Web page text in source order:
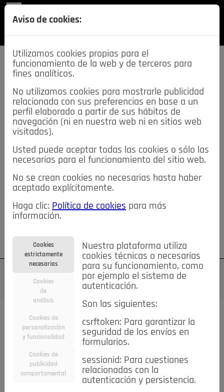
SECCIONES
descarga esta
REVISTA
≡NOTICIAS
NOTICIAS SERVICIOS DE INTERÉS
TABLÓN DE ANUNCIOS MIS ANUNCIOS CONTACTO
NOSOTROS
Su cuenta Regístrese ¿Olvidó su contraseña?
Todas las noticias..
#TePrestoMisOjos Caridad
Ciencia&Tecnología
Economía
Entretenimiento
Estilo de Vida
Internacional
Madrid Opinión IN
Pozuelo de Alarcón
Salud 🔴 En Directo
Aviso de cookies:
Utilizamos cookies propias para el
funcionamiento de la web y de terceros para
fines analíticos.
No utilizamos cookies para mostrarle publicidad
relacionada con sus preferencias en base a un
perfil elaborado a partir de sus hábitos de
navegación (ni en nuestra web ni en sitios web
visitados).
Usted puede aceptar todas las cookies o sólo las
necesarias para el funcionamiento del sitio web.
No se crean cookies no necesarias hasta haber
aceptado explícitamente.
Haga clic: Política de cookies para más
información.
Cookies
estrictamente
necesarias
Cookies
de
análisis
Cookies de
personalización
y funcionalidad
Cookies de
publicidad
comportamental
Nuestra plataforma utiliza
cookies técnicas o necesarias
para su funcionamiento, como
por ejemplo el sistema de
autenticación.
Son las siguientes:
csrftoken: Para garantizar la
seguridad de los envíos en
formularios.
sessionid: Para cuestiones
relacionadas con la
autenticación y persistencia.